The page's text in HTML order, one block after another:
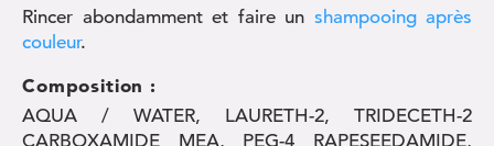
Rincer abondamment et faire un shampooing après
couleur.
Composition :
AQUA / WATER, LAURETH-2, TRIDECETH-2